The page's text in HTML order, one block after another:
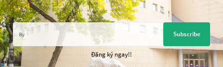
Subscribe
Đăng ký ngay!!